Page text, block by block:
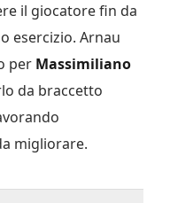
il giocatore fin da
esercizio. Arnau
per Massimiliano
da braccetto
migliorare.